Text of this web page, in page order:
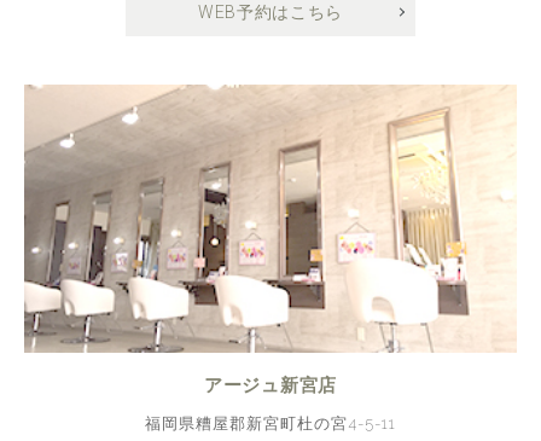
WEB予約はこちら
アージュ新宮店
福岡県糟屋郡新宮町杜の宮4-5-11